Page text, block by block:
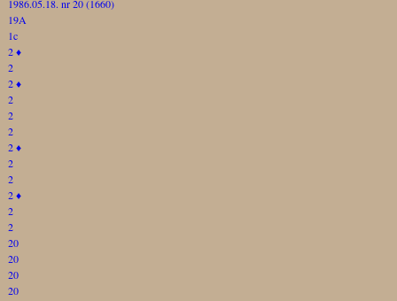
1986.05.18. nr 20 (1660)
19A
1c
2♦
2
2♦
2
2
2
2♦
2
2
2♦
2
2
20
20
20
20